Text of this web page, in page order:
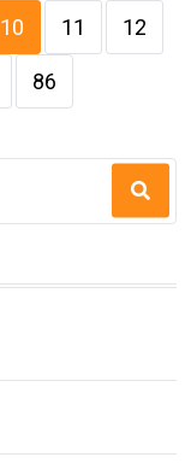
10 11 12
86